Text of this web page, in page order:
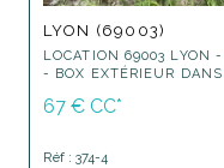
LYON (69003)
LOCATION 69003 LYON -
- BOX EXTÉRIEUR
67 € CC*
Réf : 374-4